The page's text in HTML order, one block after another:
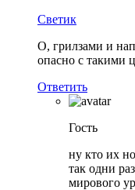
Светик
О, грилзами и
опасно с такими
Ответить
Гость
ну кто их
так одни
мирового